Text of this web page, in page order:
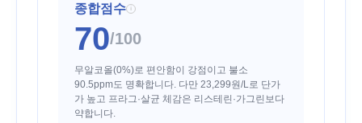
종합점수 i
70/100
무알코올(0%)로 편안함이 강점이고 불소
90.5ppm도 명확합니다. 다만 23,299원/L로 단가
가 높고 프라그·살균 체감은 리스테린·가그린보다
약합니다.